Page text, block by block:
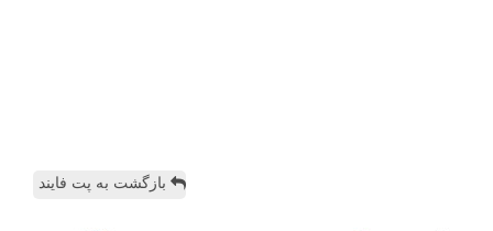
بازگشت به پت فایند